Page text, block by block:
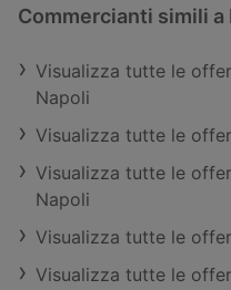
Commercianti simili a
Visualizza tutte le
Napoli
Visualizza tutte le
Visualizza tutte le
Napoli
Visualizza tutte le
Visualizza tutte le